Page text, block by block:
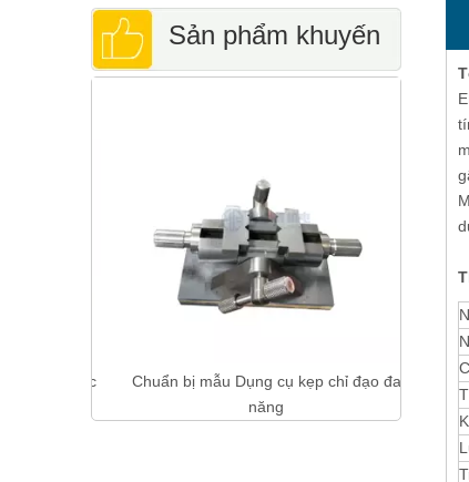
Sản phẩm khuyến
Chuẩn bị mẫu Dụng cụ kẹp chỉ đạo đa
năng
Máy